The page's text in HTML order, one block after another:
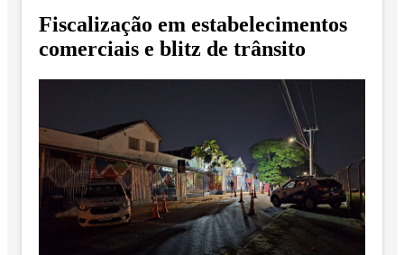
Fiscalização em estabelecimentos
comerciais e blitz de trânsito